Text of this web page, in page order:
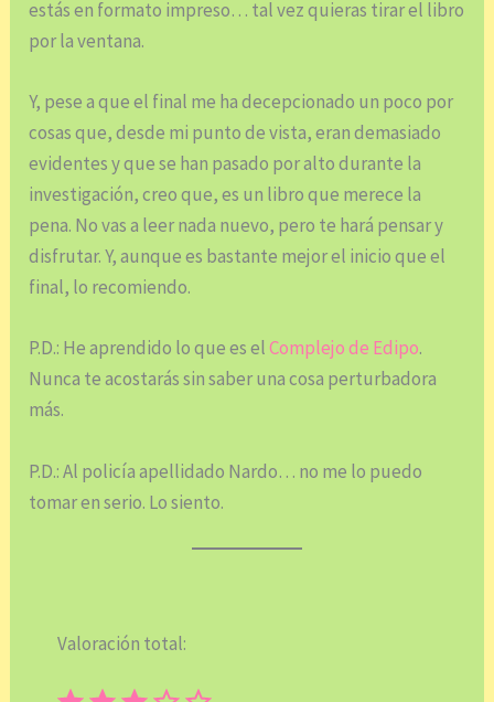
estás en formato impreso… tal vez quieras tirar el libro
por la ventana.
Y, pese a que el final me ha decepcionado un poco por
cosas que, desde mi punto de vista, eran demasiado
evidentes y que se han pasado por alto durante la
investigación, creo que, es un libro que merece la
pena. No vas a leer nada nuevo, pero te hará pensar y
disfrutar. Y, aunque es bastante mejor el inicio que el
final, lo recomiendo.
P.D.: He aprendido lo que es elComplejo de Edipo.
Nunca te acostarás sin saber una cosa perturbadora
más.
P.D.: Al policía apellidado Nardo… no me lo puedo
tomar en serio. Lo siento.
Valoración total:
⭐⭐⭐